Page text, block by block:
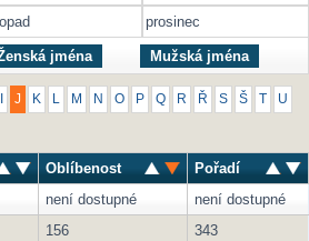
prosinec
jména Mužská jména
J K M N O P Q R Ř S Š U
Oblíbenost
Pořadí
není dostupné
není dostupné
156
343